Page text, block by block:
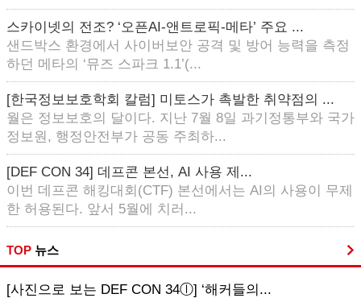
스카이넷의 전조? ‘오픈AI-앤트로픽-메타’ 주요 ...
샌드박스 환경에서 사이버보안 공격 및 방어 능력을 측정
하던 메타의 ‘뮤즈 스파크 1.1’(...
[한국정보보호학회 칼럼] 미토스가 촉발한 취약점의 ...
월은 정보보호의 달이다. 지난 7월 8일 과기정통부와 국가
정보원, 행정안전부가 공동 주최하...
[DEF CON 34] 데프콘 본선, AI 사용 제...
이번 데프콘 해킹대회(CTF) 본선에서는 AI의 사용이 무제
한 허용된다. 앞서 5월에 치러...
TOP 뉴스
[사진으로 보는 DEF CON 34ⓛ] ‘해커들의...